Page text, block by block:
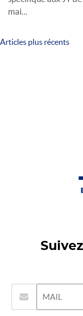
mai...
Navigation
Articles plus récents